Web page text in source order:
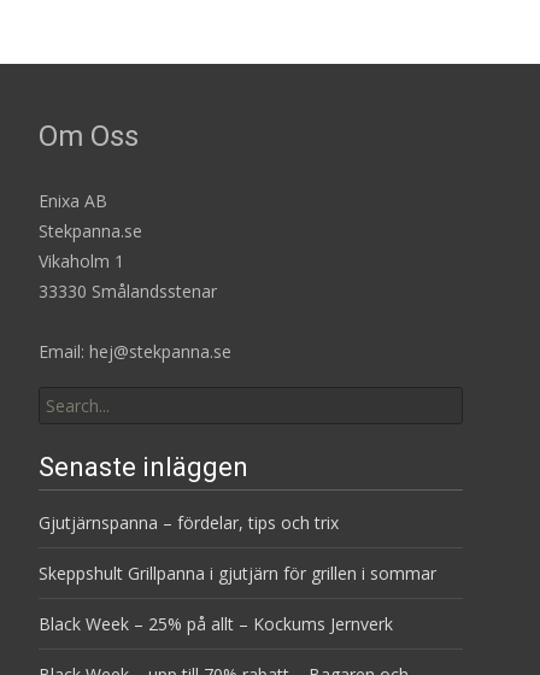
Om Oss
Enixa AB
Stekpanna.se
Vikaholm 1
33330 Smålandsstenar
Email: hej@stekpanna.se
for:
Senaste inläggen
Gjutjärnspanna – fördelar, tips och trix
Skeppshult Grillpanna i gjutjärn för grillen i sommar
Black Week – 25% på allt – Kockums Jernverk